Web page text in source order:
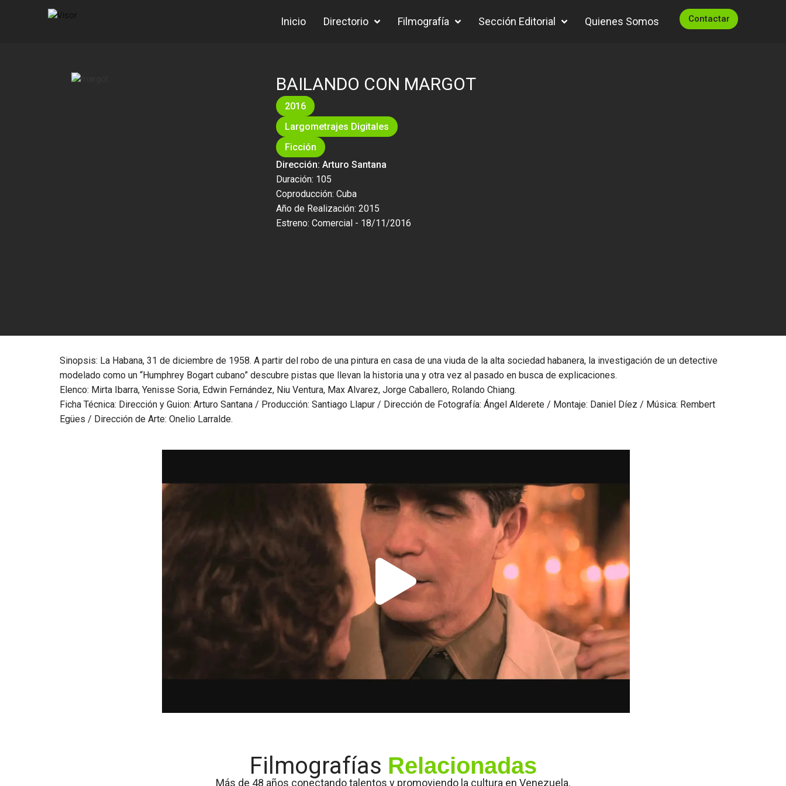
Inicio Directorio Filmografía Sección Editorial Quienes Somos Contactar
BAILANDO CON MARGOT
2016
Largometrajes Digitales
Ficción
Dirección: Arturo Santana
Duración: 105
Coproducción: Cuba
Año de Realización: 2015
Estreno: Comercial - 18/11/2016
Sinopsis: La Habana, 31 de diciembre de 1958. A partir del robo de una pintura en casa de una viuda de la alta sociedad habanera, la investigación de un detective
modelado como un “Humphrey Bogart cubano” descubre pistas que llevan la historia una y otra vez al pasado en busca de explicaciones.
Elenco: Mirta Ibarra, Yenisse Soria, Edwin Fernández, Niu Ventura, Max Alvarez, Jorge Caballero, Rolando Chiang.
Ficha Técnica: Dirección y Guion: Arturo Santana / Producción: Santiago Llapur / Dirección de Fotografía: Ángel Alderete / Montaje: Daniel Díez / Música: Rembert
Egües / Dirección de Arte: Onelio Larralde.
Filmografías Relacionadas
Más de 48 años conectando talentos y promoviendo la cultura en Venezuela.